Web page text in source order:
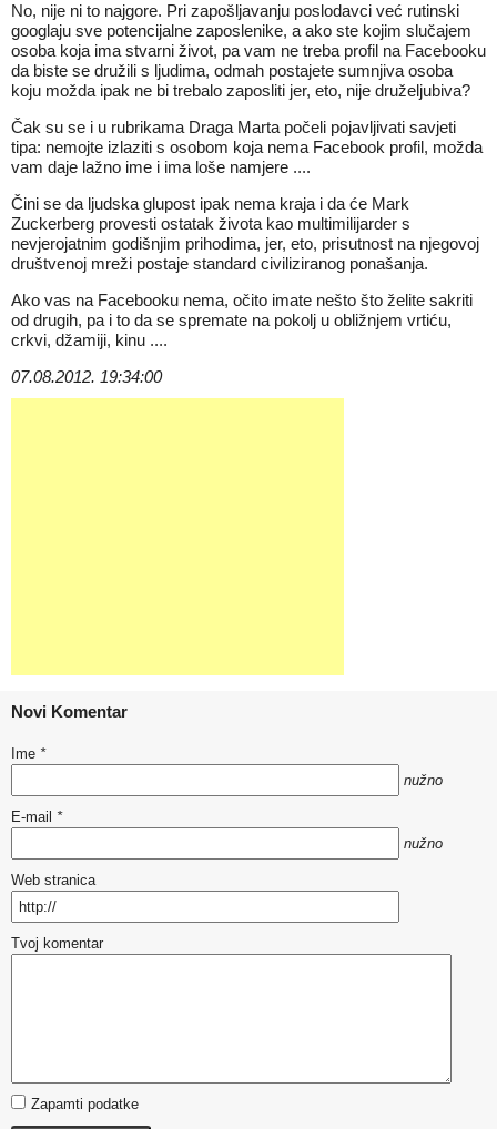
No, nije ni to najgore. Pri zapošljavanju poslodavci već rutinski
googlaju sve potencijalne zaposlenike, a ako ste kojim slučajem
osoba koja ima stvarni život, pa vam ne treba profil na Facebooku
da biste se družili s ljudima, odmah postajete sumnjiva osoba
koju možda ipak ne bi trebalo zaposliti jer, eto, nije druželjubiva?
Čak su se i u rubrikama Draga Marta počeli pojavljivati savjeti
tipa: nemojte izlaziti s osobom koja nema Facebook profil, možda
vam daje lažno ime i ima loše namjere ....
Čini se da ljudska glupost ipak nema kraja i da će Mark
Zuckerberg provesti ostatak života kao multimilijarder s
nevjerojatnim godišnjim prihodima, jer, eto, prisutnost na njegovoj
društvenoj mreži postaje standard civiliziranog ponašanja.
Ako vas na Facebooku nema, očito imate nešto što želite sakriti
od drugih, pa i to da se spremate na pokolj u obližnjem vrtiću,
crkvi, džamiji, kinu ....
07.08.2012. 19:34:00
Novi Komentar
Ime *
nužno
E-mail *
nužno
Web stranica
Tvoj komentar
Zapamti podatke